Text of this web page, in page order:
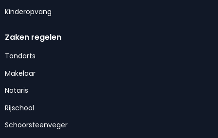
Kinderopvang
Zaken regelen
Tandarts
Makelaar
Notaris
Rijschool
Schoorsteenveger